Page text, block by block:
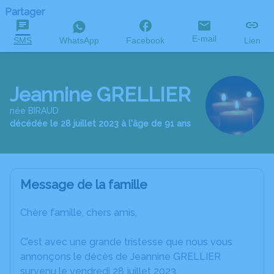
Partager
SMS WhatsApp Facebook E-mail Lien
Jeannine GRELLIER
née BIRAUD
décédée le 28 juillet 2023 à l'âge de 91 ans
Message de la famille
Chère famille, chers amis,
C’est avec une grande tristesse que nous vous
annonçons le décès de Jeannine GRELLIER
survenu le vendredi 28 juillet 2023.